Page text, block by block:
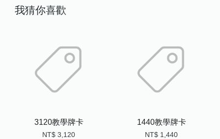
我猜你喜歡
3120教學牌卡
NT$ 3,120
1440教學牌卡
NT$ 1,440